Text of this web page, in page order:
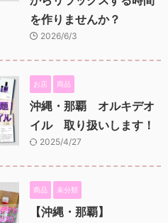
を作りませんか？
2026/6/3
お店 商品
沖縄・那覇 オルキデオ
イル 取り扱いします！
2025/4/27
商品 未分類
【沖縄・那覇】